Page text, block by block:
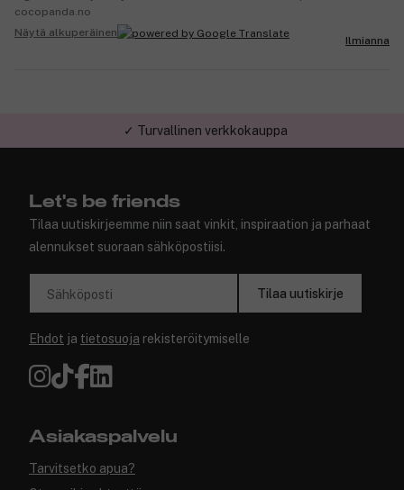
cocopanda.no
Näytä alkuperäinen
Ilmianna
✓ Turvallinen verkkokauppa
Let's be friends
Tilaa uutiskirjeemme niin saat vinkit, inspiraation ja parhaat
alennukset suoraan sähköpostiisi.
Sähköposti Tilaa uutiskirje
Ehdot ja tietosuoja rekisteröitymiselle
Asiakaspalvelu
Tarvitsetko apua?